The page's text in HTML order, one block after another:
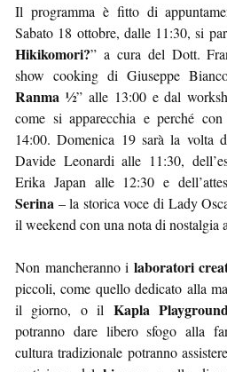
Il programma è fitto di
Sabato 18 ottobre, dalle 11:30, si
Hikikomori?” a cura del Dott.
show cooking di Giuseppe
Ranma ½” alle 13:00 e dal
come si apparecchia e perché
14:00. Domenica 19 sarà la volta
Davide Leonardi alle 11:30,
Erika Japan alle 12:30 e
Serina – la storica voce di Lady
il weekend con una nota di nostalgia
Non mancheranno i laboratori
piccoli, come quello dedicato alla
il giorno, o il Kapla
potranno dare libero sfogo alla
cultura tradizionale potranno